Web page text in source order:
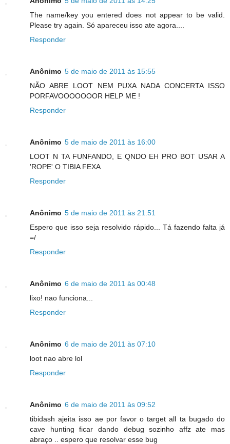
The name/key you entered does not appear to be valid.
Please try again. Só apareceu isso ate agora....
Responder
Anônimo 5 de maio de 2011 às 15:55
NÃO ABRE LOOT NEM PUXA NADA CONCERTA ISSO
PORFAVOOOOOOOR HELP ME !
Responder
Anônimo 5 de maio de 2011 às 16:00
LOOT N TA FUNFANDO, E QNDO EH PRO BOT USAR A
'ROPE' O TIBIA FEXA
Responder
Anônimo 5 de maio de 2011 às 21:51
Espero que isso seja resolvido rápido... Tá fazendo falta já
=/
Responder
Anônimo 6 de maio de 2011 às 00:48
lixo! nao funciona...
Responder
Anônimo 6 de maio de 2011 às 07:10
loot nao abre lol
Responder
Anônimo 6 de maio de 2011 às 09:52
tibidash ajeita isso ae por favor o target all ta bugado do
cave hunting ficar dando debug sozinho affz ate mas
abraço .. espero que resolvar esse bug